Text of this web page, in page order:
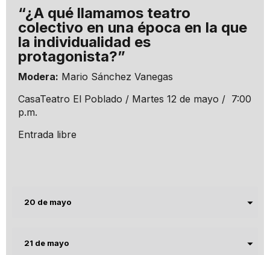
“¿A qué llamamos teatro
colectivo en una época en la que
la individualidad es
protagonista?”
Modera: Mario Sánchez Vanegas
CasaTeatro El Poblado / Martes 12 de mayo / 7:00
p.m.
Entrada libre
20 de mayo
21 de mayo